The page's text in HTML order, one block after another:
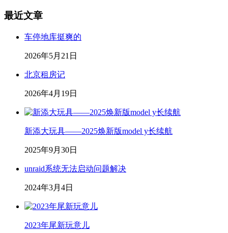
最近文章
车停地库挺爽的
2026年5月21日
北京租房记
2026年4月19日
新添大玩具——2025焕新版model y长续航
2025年9月30日
unraid系统无法启动问题解决
2024年3月4日
2023年尾新玩意儿